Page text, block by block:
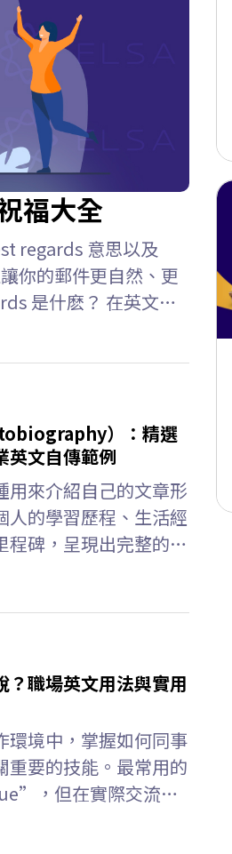
福大全
regards 意思以及
你的郵件更自然、更
是什麽？ 在英文信
理解為“謹致以最誠
）：精選
英文自傳範例
用來介紹自己的文章形
人的學習歷程、生活經
程碑，呈現出完整的個
自傳英文的寫作方
傳達個人資訊，在學
歷中脫穎而出。 Key
內容重點摘要 英文自
個人背景
）: 姓名、學
質與優點。 學術與能
？職場英文用法與實用
環境中，掌握如何同事
重要的技能。最常用的
，但在實際交流
表達方式，例如同事